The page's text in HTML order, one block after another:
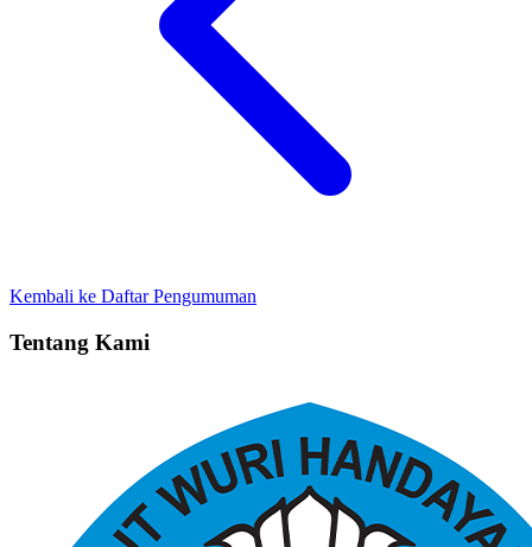
Kembali ke Daftar Pengumuman
Tentang Kami